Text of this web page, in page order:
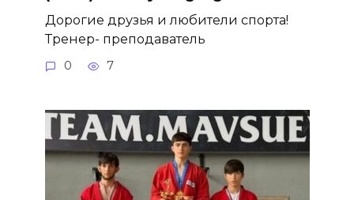
Дорогие друзья и любители спорта!
Тренер- преподаватель
0 7